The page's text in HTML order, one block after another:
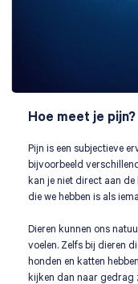
Hoe meet je pijn?
Pijn is een subjectieve
bijvoorbeeld
kan je niet direct aan de
die we hebben is als
Dieren kunnen ons
voelen. Zelfs bij dieren
honden en katten
kijken dan naar gedrag